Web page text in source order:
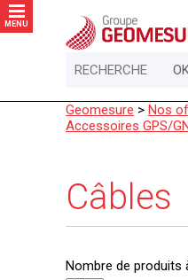
MENU
Geomesure > Nos
Accessoires GPS/
Câbles
Nombre de produits
Panneau de gestion des cookies